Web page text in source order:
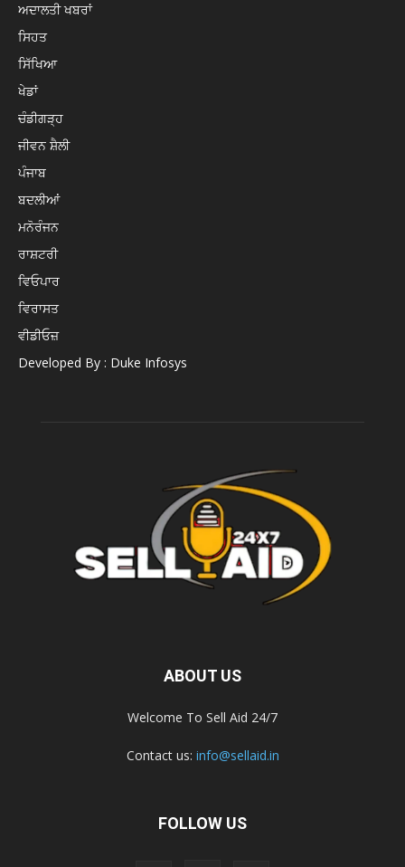
ਅਦਾਲਤੀ ਖਬਰਾਂ
ਸਿਹਤ
ਸਿੱਖਿਆ
ਖੇਡਾਂ
ਚੰਡੀਗੜ੍ਹ
ਜੀਵਨ ਸ਼ੈਲੀ
ਪੰਜਾਬ
ਬਦਲੀਆਂ
ਮਨੋਰੰਜਨ
ਰਾਸ਼ਟਰੀ
ਵਿਓਪਾਰ
ਵਿਰਾਸਤ
ਵੀਡੀਓਜ਼
Developed By : Duke Infosys
ABOUT US
Welcome To Sell Aid 24/7
Contact us: info@sellaid.in
FOLLOW US